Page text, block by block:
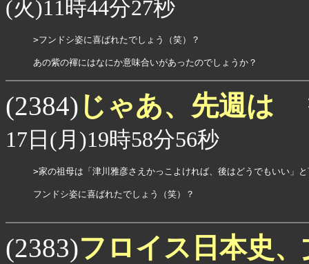
(火)11時44分27秒
>フンドシ姿に喜ばれたでしょう（笑）？
あの紫の褌にはなにか意味合いがあったのでしょうか？
(2384) じゃあ、先週は
17日(月)19時58分56秒
>家の祖母は「津川雅彦さえかっこよければ、後はどうでもいい」
フンドシ姿に喜ばれたでしょう（笑）？
(2383)フロイス日本史